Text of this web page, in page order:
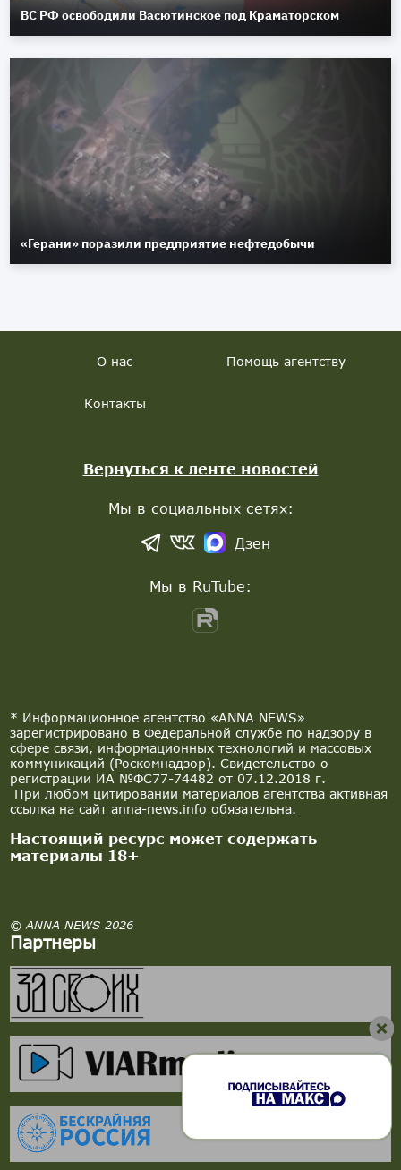
ВС РФ освободили Васютинское под Краматорском
«Герани» поразили предприятие нефтедобычи
* Информационное агентство «ANNA NEWS»
зарегистрировано в Федеральной службе по надзору в
сфере связи, информационных технологий и массовых
коммуникаций (Роскомнадзор). Свидетельство о
регистрации ИА №ФС77-74482 от 07.12.2018 г.
При любом цитировании материалов агентства активная
ссылка на сайт anna-news.info обязательна.
Настоящий ресурс может содержать
материалы 18+
© ANNA NEWS 2026
Партнеры
О нас Помощь агентству
Контакты
Вернуться к ленте новостей
Мы в социальных сетях:
Дзен
Мы в RuTube: